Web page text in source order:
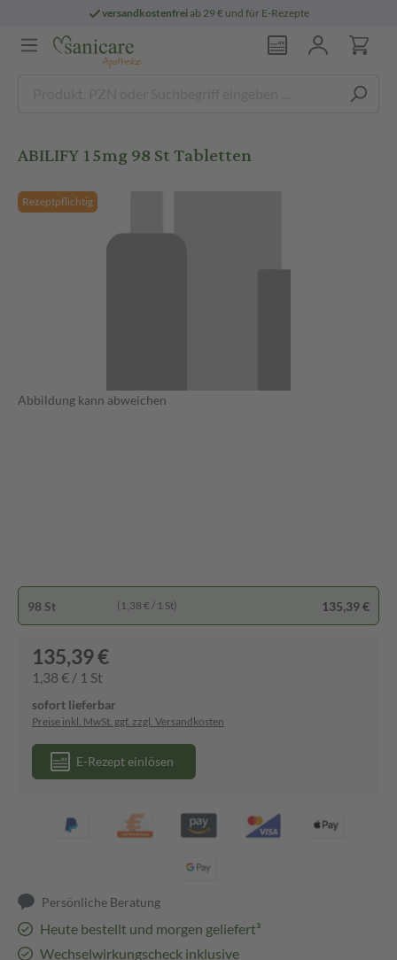
versandkostenfreiab 29 € und für E-Rezepte
ABILIFY 15mg 98 St Tabletten
Rezeptpflichtig
Abbildung kann abweichen
98 St (1,38 € / 1 St) 135,39 €
135,39 €
1,38 € / 1 St
sofort lieferbar
Preise inkl. MwSt. ggf. zzgl. Versandkosten
E-Rezept einlösen
Persönliche Beratung
Heute bestellt und morgen geliefert³
Wechselwirkungscheck inklusive